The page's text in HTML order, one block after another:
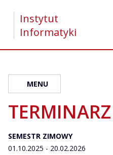
Instytut
Informatyki
MENU
TERMINARZ
SEMESTR ZIMOWY
01.10.2025 - 20.02.2026